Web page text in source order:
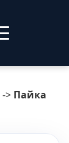
-> Пайка